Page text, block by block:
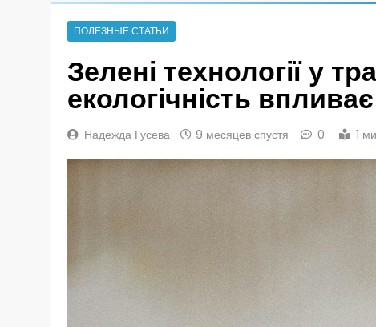
ПОЛЕЗНЫЕ СТАТЬИ
Зелені технології у
екологічність
Надежда Гусева 9 месяцев спустя 0 1